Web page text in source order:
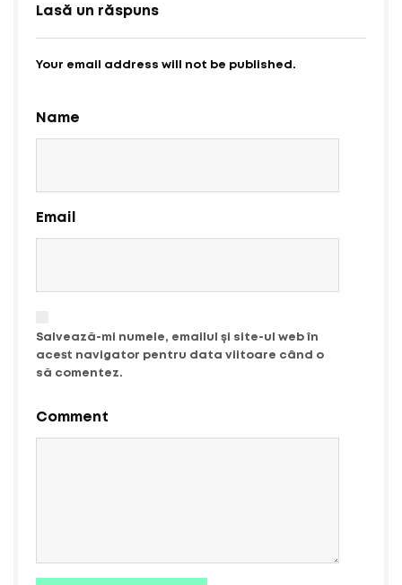
Lasă un răspuns
Your email address will not be published.
Name
Email
Salvează-mi numele, emailul și site-ul web în
acest navigator pentru data viitoare când o
să comentez.
Comment